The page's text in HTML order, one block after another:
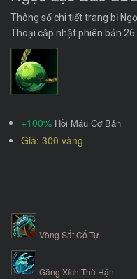
Thông số chi tiết trang bị
Thoại cập nhật phiên bản
+100% Hồi Máu Cơ Bản
Giá: 300 vàng
Vòng Sắt Cổ Tự
Găng Xích Thù Hận